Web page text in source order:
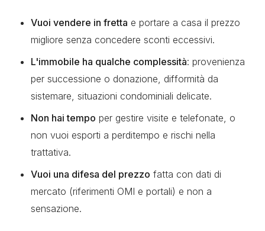
Vuoi vendere in fretta e portare a casa il prezzo
migliore senza concedere sconti eccessivi.
L'immobile ha qualche complessità: provenienza
per successione o donazione, difformità da
sistemare, situazioni condominiali delicate.
Non hai tempo per gestire visite e telefonate, o
non vuoi esporti a perditempo e rischi nella
trattativa.
Vuoi una difesa del prezzo fatta con dati di
mercato (riferimenti OMI e portali) e non a
sensazione.